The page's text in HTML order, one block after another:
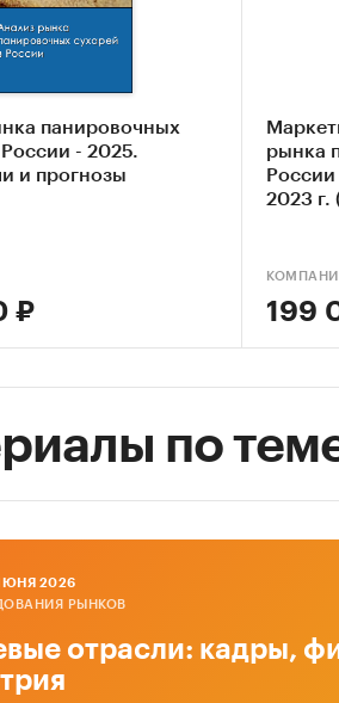
Цель
панировочных
- 2025.
и прогнозы
₽
рынка
России
2023 г.
199
по
2026
РЫНКОВ
отрасли: кадры,